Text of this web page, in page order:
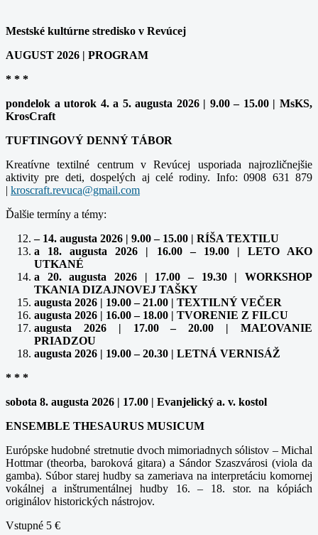
Mestské kultúrne stredisko v Revúcej
AUGUST 2026 | PROGRAM
* * *
pondelok a utorok 4. a 5. augusta 2026 | 9.00 – 15.00 | MsKS,
KrosCraft
TUFTINGOVÝ DENNÝ TÁBOR
Kreatívne textilné centrum v Revúcej usporiada najrozličnejšie
aktivity pre deti, dospelých aj celé rodiny. Info: 0908 631 879
| kroscraft.revuca@gmail.com
Ďalšie termíny a témy:
– 14. augusta 2026 | 9.00 – 15.00 | RÍŠA TEXTILU
a 18. augusta 2026 | 16.00 – 19.00 | LETO AKO
UTKANÉ
a 20. augusta 2026 | 17.00 – 19.30 | WORKSHOP
TKANIA DIZAJNOVEJ TAŠKY
augusta 2026 | 19.00 – 21.00 | TEXTILNÝ VEČER
augusta 2026 | 16.00 – 18.00 | TVORENIE Z FILCU
augusta 2026 | 17.00 – 20.00 | MAĽOVANIE
PRIADZOU
augusta 2026 | 19.00 – 20.30 | LETNÁ VERNISÁŽ
* * *
sobota 8. augusta 2026 | 17.00 | Evanjelický a. v. kostol
ENSEMBLE THESAURUS MUSICUM
Európske hudobné stretnutie dvoch mimoriadnych sólistov – Michal
Hottmar (theorba, baroková gitara) a Sándor Szaszvárosi (viola da
gamba). Súbor starej hudby sa zameriava na interpretáciu komornej
vokálnej a inštrumentálnej hudby 16. – 18. stor. na kópiách
originálov historických nástrojov.
Vstupné 5 €